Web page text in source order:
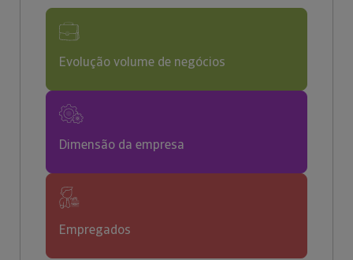
Evolução volume de negócios
Dimensão da empresa
Empregados